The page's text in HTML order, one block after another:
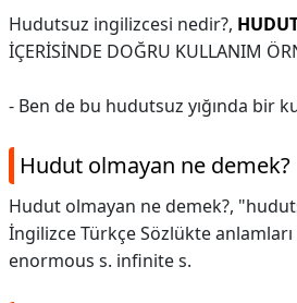
Hudutsuz ingilizcesi nedir?,
İÇERİSİNDE DOĞRU KULLANIM
- Ben de bu hudutsuz yığında bir
Hudut olmayan ne demek?
Hudut olmayan ne demek?,
İngilizce Türkçe Sözlükte anlamları
enormous s. infinite s.